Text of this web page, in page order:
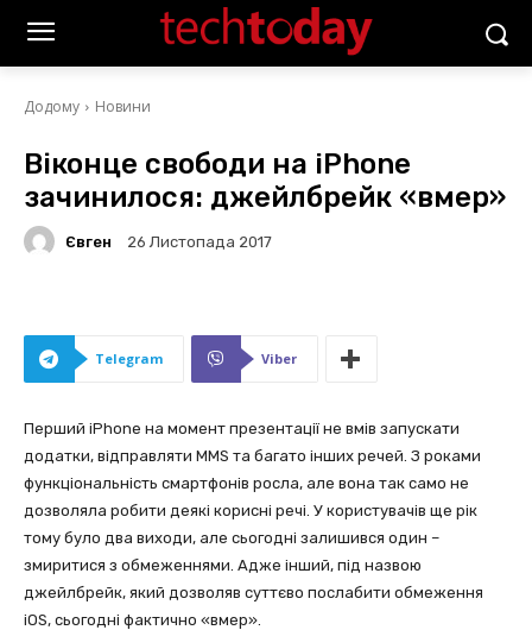
Додому Новини
Віконце свободи на iPhone
зачинилося: джейлбрейк «вмер»
Євген 26 Листопада 2017
Telegram Viber
Перший iPhone на момент презентації не вмів запускати
додатки, відправляти MMS та багато інших речей. З роками
функціональність смартфонів росла, але вона так само не
дозволяла робити деякі корисні речі. У користувачів ще рік
тому було два виходи, але сьогодні залишився один –
змиритися з обмеженнями. Адже інший, під назвою
джейлбрейк, який дозволяв суттєво послабити обмеження
iOS, сьогодні фактично «вмер».